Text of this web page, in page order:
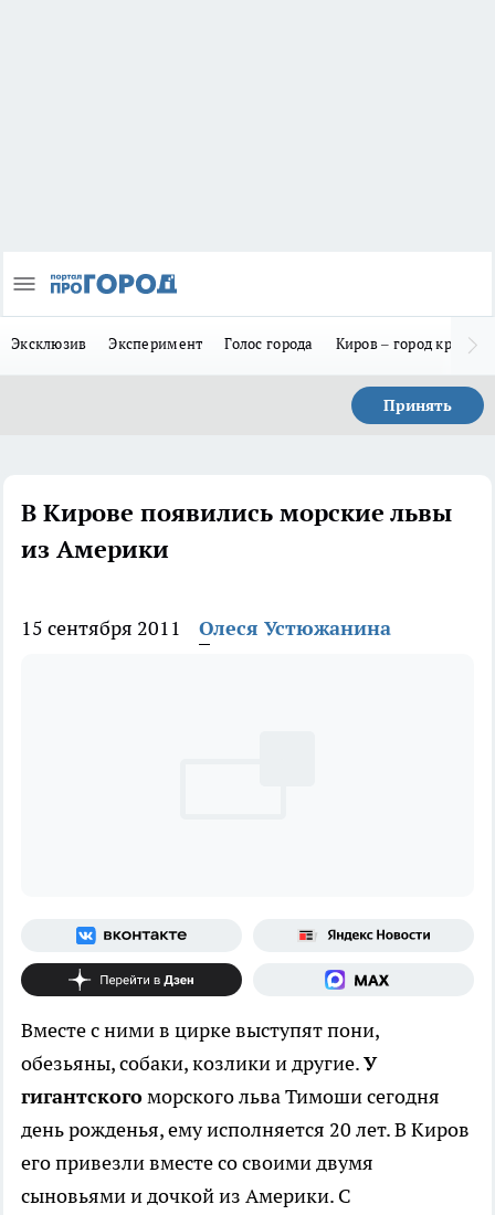
Эксклюзив Эксперимент Голос города Киров – город
Принять
В Кирове появились морские львы
из Америки
15 сентября 2011 Олеся Устюжанина
Вместе с ними в цирке выступят пони,
обезьяны, собаки, козлики и другие.У
гигантскогоморского льва Тимоши сегодня
день рожденья, ему исполняется 20 лет. В Киров
его привезли вместе со своими двумя
сыновьями и дочкой из Америки. С